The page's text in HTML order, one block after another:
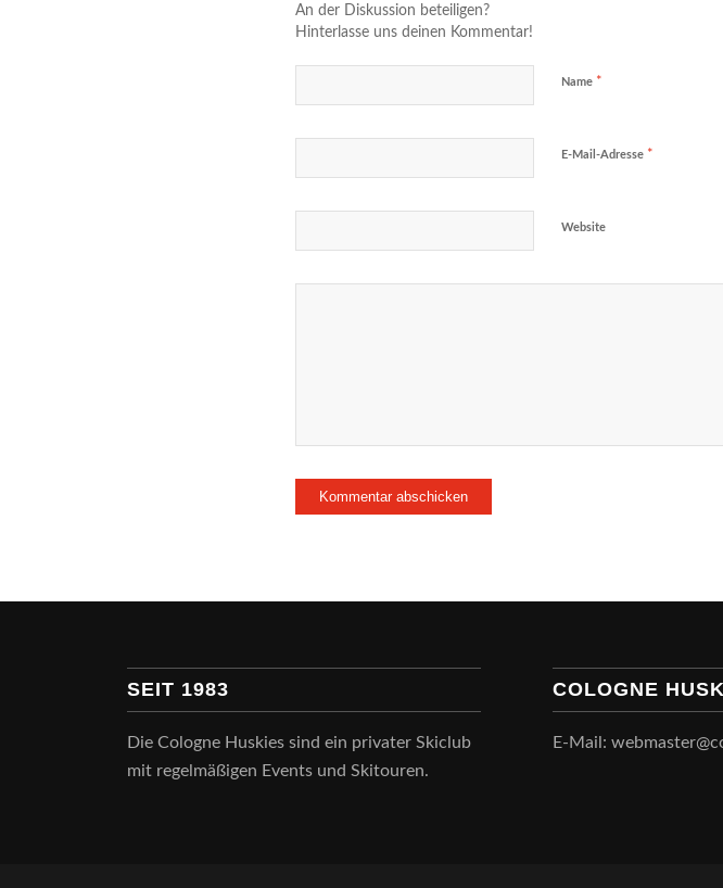
An der Diskussion beteiligen?
Hinterlasse uns deinen Kommentar!
Name *
E-Mail-Adresse *
Website
SEIT 1983
Die Cologne Huskies sind ein privater Skiclub
mit regelmäßigen Events und Skitouren.
COLOGNE
E-Mail: